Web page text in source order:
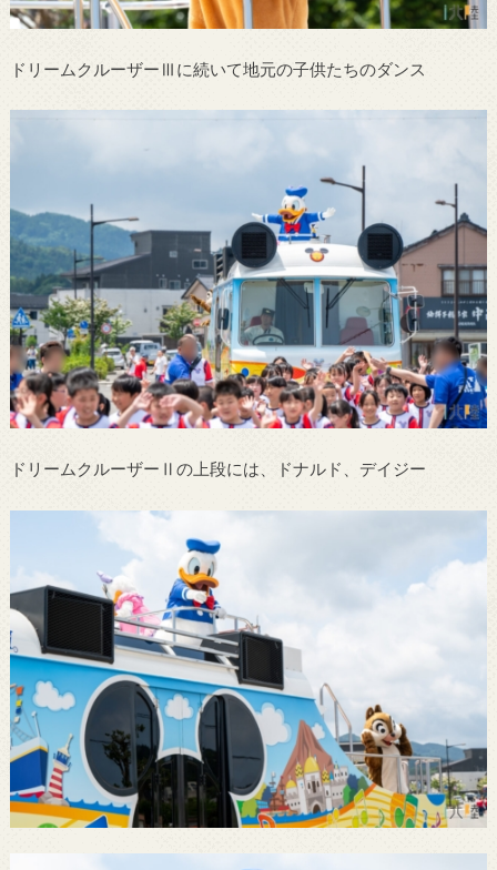
ドリームクルーザーⅢに続いて地元の子供たちのダンス
ドリームクルーザーⅡの上段には、ドナルド、デイジー